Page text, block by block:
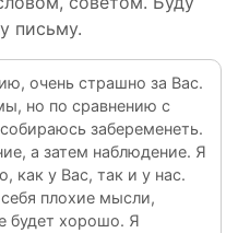
письму.
очень страшно за Вас.
но по сравнению с
забеременеть.
а затем наблюдение. Я
как у Вас, так и у нас.
себя плохие мысли,
будет хорошо. Я